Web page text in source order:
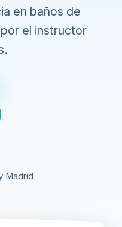
en baños de
el instructor
Madrid